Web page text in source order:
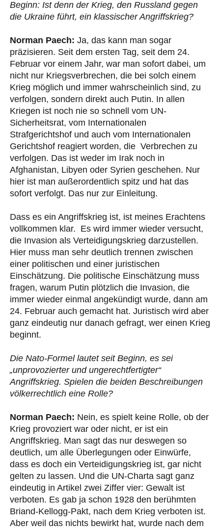
Beginn: Ist denn der Krieg, den Russland gegen
die Ukraine führt, ein klassischer Angriffskrieg?
Norman Paech: Ja, das kann man sogar
präzisieren. Seit dem ersten Tag, seit dem 24.
Februar vor einem Jahr, war man sofort dabei, um
nicht nur Kriegsverbrechen, die bei solch einem
Krieg möglich und immer wahrscheinlich sind, zu
verfolgen, sondern direkt auch Putin. In allen
Kriegen ist noch nie so schnell vom UN-
Sicherheitsrat, vom Internationalen
Strafgerichtshof und auch vom Internationalen
Gerichtshof reagiert worden, die Verbrechen zu
verfolgen. Das ist weder im Irak noch in
Afghanistan, Libyen oder Syrien geschehen. Nur
hier ist man außerordentlich spitz und hat das
sofort verfolgt. Das nur zur Einleitung.
Dass es ein Angriffskrieg ist, ist meines Erachtens
vollkommen klar. Es wird immer wieder versucht,
die Invasion als Verteidigungskrieg darzustellen.
Hier muss man sehr deutlich trennen zwischen
einer politischen und einer juristischen
Einschätzung. Die politische Einschätzung muss
fragen, warum Putin plötzlich die Invasion, die
immer wieder einmal angekündigt wurde, dann am
24. Februar auch gemacht hat. Juristisch wird aber
ganz eindeutig nur danach gefragt, wer einen Krieg
beginnt.
Die Nato-Formel lautet seit Beginn, es sei
„unprovozierter und ungerechtfertigter“
Angriffskrieg. Spielen die beiden Beschreibungen
völkerrechtlich eine Rolle?
Norman Paech: Nein, es spielt keine Rolle, ob der
Krieg provoziert war oder nicht, er ist ein
Angriffskrieg. Man sagt das nur deswegen so
deutlich, um alle Überlegungen oder Einwürfe,
dass es doch ein Verteidigungskrieg ist, gar nicht
gelten zu lassen. Und die UN-Charta sagt ganz
eindeutig in Artikel zwei Ziffer vier: Gewalt ist
verboten. Es gab ja schon 1928 den berühmten
Briand-Kellogg-Pakt, nach dem Krieg verboten ist.
Aber weil das nichts bewirkt hat, wurde nach dem